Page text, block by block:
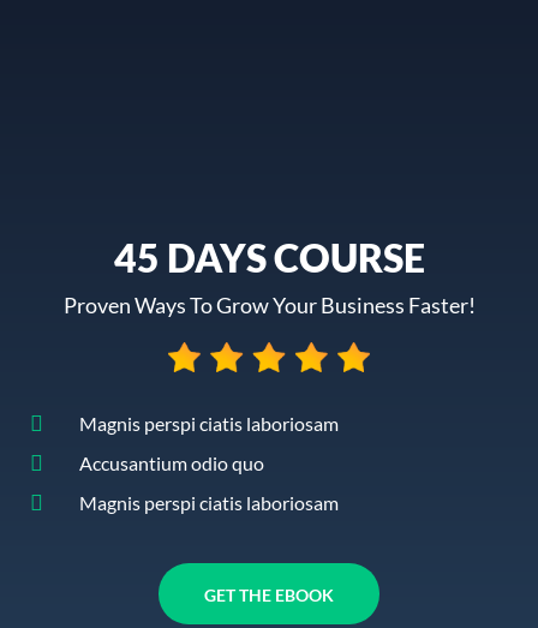
45 DAYS COURSE
Proven Ways To Grow Your Business Faster!
Magnis perspi ciatis laboriosam
Accusantium odio quo
Magnis perspi ciatis laboriosam
GET THE EBOOK